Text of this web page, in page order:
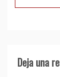
Deja una